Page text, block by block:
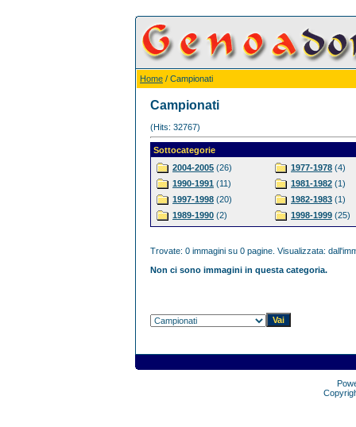
Home / Campionati
Campionati
(Hits: 32767)
Sottocategorie
2004-2005 (26)
1990-1991 (11)
1997-1998 (20)
1989-1990 (2)
1977-1978 (4)
1981-1982 (1)
1982-1983 (1)
1998-1999 (25)
Trovate: 0 immagini su 0 pagine. Visualizzata:
Non ci sono immagini in questa categoria.